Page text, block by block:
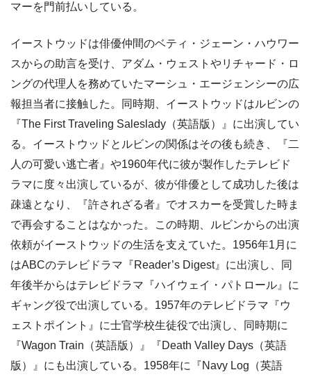
マーを門前払いしている。
イーストウッドは俳優仲間のベティ・ジェーン・ハウワー
スからの助言を受け、アダム・ウェストやリチャード・ロ
ングの代理人を務めていたマーシュ・エージェンシーの広
報担当者に接触した。同時期、イーストウッドはルビンの
『The First Traveling Saleslady（英語版）』に出演してい
る。イーストウッドとルビンの関係はその後も続き、『二
人の可愛い逃亡者』や1960年代に彼が製作したテレビド
ラマに度々出演しているが、彼が俳優として成功した後は
疎遠となり、『許されざる者』でオスカーを受賞した時ま
で再会することはなかった。この時期、ルビンからの出演
依頼がイーストウッドの生活を支えていた。1956年1月に
はABCのテレビドラマ『Reader’s Digest』に出演し、同
年後半からはテレビドラマ『ハイウェイ・パトロール』に
ギャング役で出演している。1957年のテレビドラマ『ウ
ェストポイント』に士官学校生徒役で出演し、同時期に
『Wagon Train（英語版）』『Death Valley Days（英語
版）』にも出演している。1958年に『Navy Log（英語